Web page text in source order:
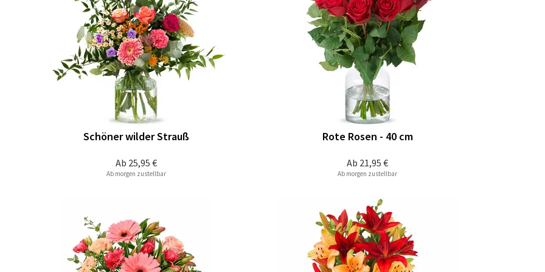
Ab 25,95 €
Schöner wilder Strauß
Ab morgen zustellbar
Ab 21,95 €
Rote Rosen - 40 cm
Ab morgen zustellbar